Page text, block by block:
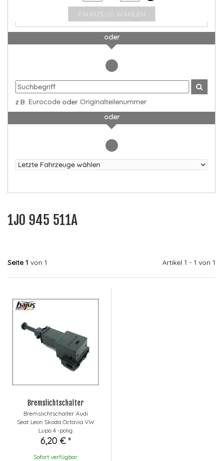
FAHRZEUG WÄHLEN
oder
z.B. Eurocode oder Originalteilenummer
oder
1J0 945 511A
Seite 1 von 1 Artikel 1 - 1 von 1
Bremslichtschalter
Bremslichtschalter Audi
Seat Leon Skoda Octavia VW
Lupo 4 -polig
6,20 € *
Sofort verfügbar